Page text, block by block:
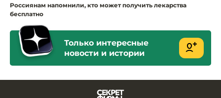
Россиянам напомнили, кто может получить лекарства
бесплатно
Только интересные
новости и истории